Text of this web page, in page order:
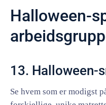
Halloween-
13. Halloween-
Se hvem som er modigst